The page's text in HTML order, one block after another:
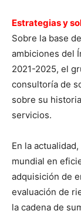
Estrategias y
Sobre la base
ambiciones del
2021-2025, el
consultoría de
sobre su
servicios.
En la
mundial en
adquisición de
evaluación de
la cadena de